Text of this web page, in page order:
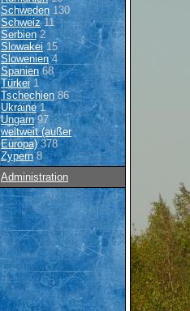
Schweden 130
Schweiz11
Serbien2
Slowakei15
Slowenien4
Spanien68
Türkei1
Tschechien 86
Ukraine1
Ungarn97
weltweit (außer
Europa)378
Zypern8
Administration